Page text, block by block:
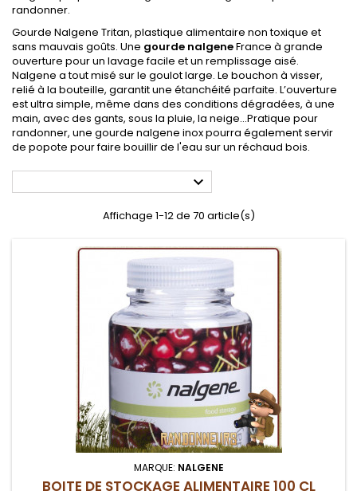
randonner.
Gourde Nalgene Tritan, plastique alimentaire non toxique et
sans mauvais goûts. Une gourde nalgeneFrance à grande
ouverture pour un lavage facile et un remplissage aisé.
Nalgene a tout misé sur le goulot large. Le bouchon à visser,
relié à la bouteille, garantit une étanchéité parfaite. L’ouverture
est ultra simple, même dans des conditions dégradées, à une
main, avec des gants, sous la pluie, la neige…Pratique pour
randonner, une gourde nalgene inox pourra également servir
de popote pour faire bouillir de l'eau sur un réchaud bois.

Affichage 1-12 de 70 article(s)
MARQUE: NALGENE
BOITE DE STOCKAGE ALIMENTAIRE 100 CL